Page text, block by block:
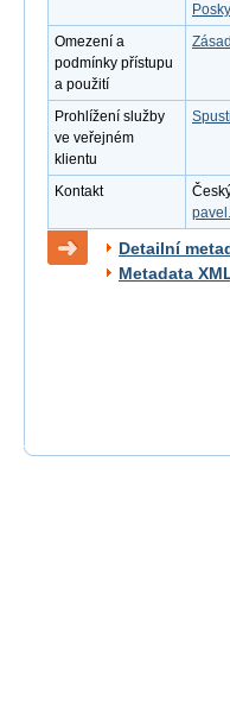
Omezení a
podmínky přístupu
a použití
Prohlížení služby
ve veřejném
klientu
Kontakt
Detailní
Metadata